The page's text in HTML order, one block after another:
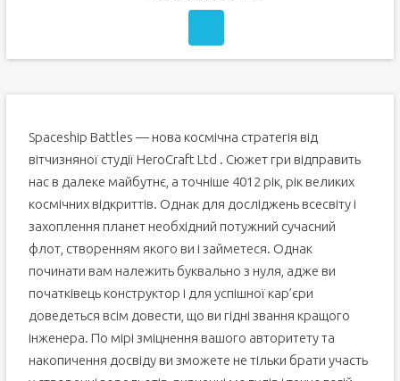
Spaceship Battles — нова космічна стратегія від
вітчизняної студії HeroCraft Ltd . Сюжет гри відправить
нас в далеке майбутнє, а точніше 4012 рік, рік великих
космічних відкриттів. Однак для досліджень всесвіту і
захоплення планет необхідний потужний сучасний
флот, створенням якого ви і займетеся. Однак
починати вам належить буквально з нуля, адже ви
початківець конструктор і для успішної кар’єри
доведеться всім довести, що ви гідні звання кращого
інженера. По мірі зміцнення вашого авторитету та
накопичення досвіду ви зможете не тільки брати участь